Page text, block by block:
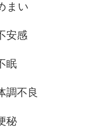
まい
安感
眠
調不良
秘